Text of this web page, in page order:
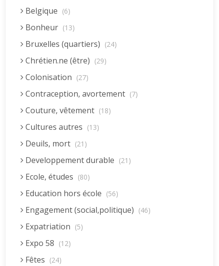
Belgique (6)
Bonheur (13)
Bruxelles (quartiers) (24)
Chrétien.ne (être) (29)
Colonisation (27)
Contraception, avortement (7)
Couture, vêtement (18)
Cultures autres (13)
Deuils, mort (21)
Developpement durable (21)
Ecole, études (80)
Education hors école (56)
Engagement (social,politique) (46)
Expatriation (5)
Expo 58 (12)
Fêtes (24)